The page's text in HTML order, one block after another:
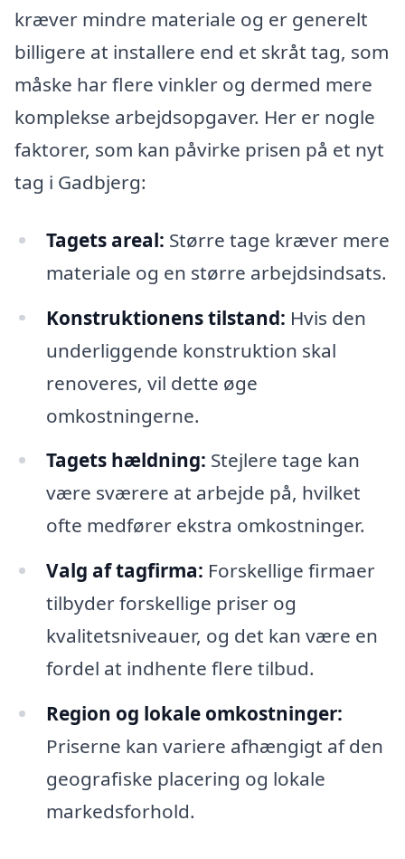
kræver mindre materiale og er generelt
billigere at installere end et skråt tag, som
måske har flere vinkler og dermed mere
komplekse arbejdsopgaver. Her er nogle
faktorer, som kan påvirke prisen på et nyt
tag i Gadbjerg:
Tagets areal: Større tage kræver mere
materiale og en større arbejdsindsats.
Konstruktionens tilstand: Hvis den
underliggende konstruktion skal
renoveres, vil dette øge
omkostningerne.
Tagets hældning: Stejlere tage kan
være sværere at arbejde på, hvilket
ofte medfører ekstra omkostninger.
Valg af tagfirma: Forskellige firmaer
tilbyder forskellige priser og
kvalitetsniveauer, og det kan være en
fordel at indhente flere tilbud.
Region og lokale omkostninger:
Priserne kan variere afhængigt af den
geografiske placering og lokale
markedsforhold.